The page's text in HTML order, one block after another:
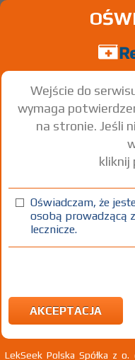
Znaleziono wyników:
Wejście do
wymaga
na stronie. Jeśli
kliknij
Oświadczam, że
osobą prowadzącą
lecznicze.
AKCEPTACJA
LekSeek Polska Spółka z